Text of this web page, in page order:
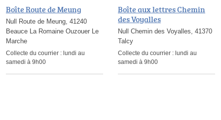
Boîte Route de Meung
Null Route de Meung, 41240
Beauce La Romaine Ouzouer Le
Marche
Collecte du courrier : lundi au
samedi à 9h00
Boîte aux lettres Chemin
des Voyalles
Null Chemin des Voyalles, 41370
Talcy
Collecte du courrier : lundi au
samedi à 9h00